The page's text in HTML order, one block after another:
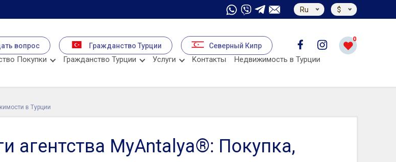
Ru $
вопрос Гражданство Турции Северный Кипр
0
Покупки Гражданство Турции Услуги Kонтакты Недвижимость в Турции
в Турции
агентства MyAntalya®: Покупка,